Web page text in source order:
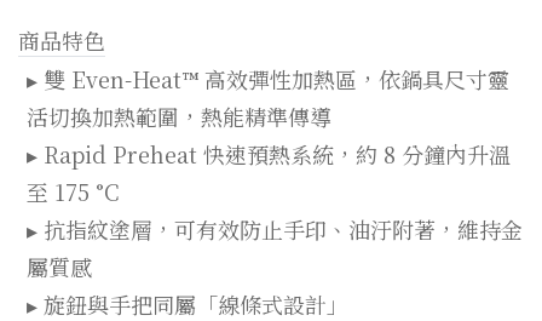
商品特色
▸ 雙 Even-Heat™ 高效彈性加熱區，依鍋具尺寸靈
活切換加熱範圍，熱能精準傳導
▸ Rapid Preheat 快速預熱系統，約 8 分鐘內升溫
至 175 °C
▸ 抗指紋塗層，可有效防止手印、油汙附著，維持金
屬質感
▸ 旋鈕與手把同屬「線條式設計」